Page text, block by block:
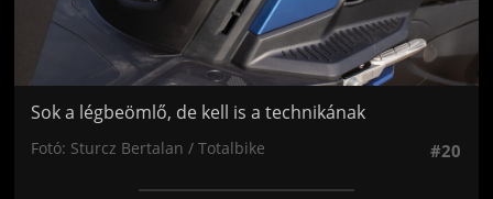
Sok a légbeömlő, de kell is a technikának
Fotó: Sturcz Bertalan / Totalbike #20